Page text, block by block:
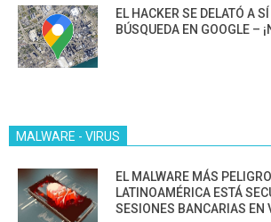
EL HACKER SE DELATÓ A
BÚSQUEDA EN GOOGLE –
MALWARE - VIRUS
EL MALWARE MÁS
LATINOAMÉRICA ESTÁ
SESIONES BANCARIAS EN